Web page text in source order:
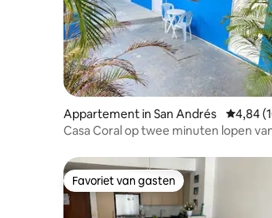
Appartement in San Andrés
4,84
Casa Coral op twee minuten lopen
Favoriet van gasten
Favoriet van gasten